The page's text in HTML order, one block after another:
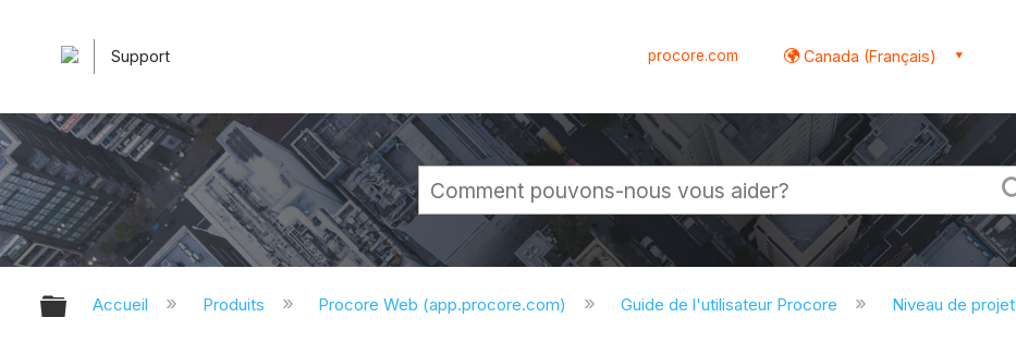
Support procore.com Canada (Français)
Développer/réduire la hiérarchie globale
Accueil Produits Procore Web (app.procore.com) Guide de l'utilisateur Procore Niveau de projet